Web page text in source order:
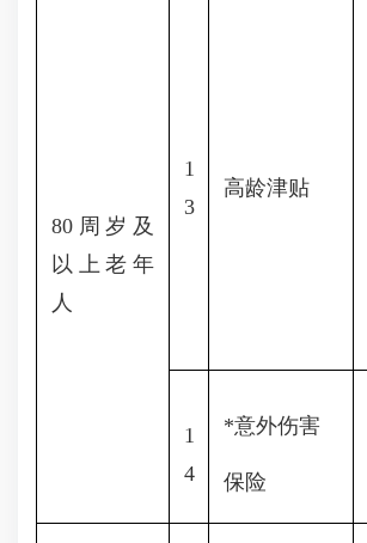
80 周岁及
以上老年
人
1
3
高龄津贴
1
4
*意外伤害
保险